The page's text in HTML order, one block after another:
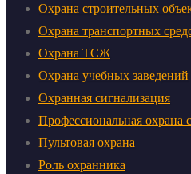
Охрана строительных
Охрана транспортных
Охрана ТСЖ
Охрана учебных заведений
Охранная сигнализация
Профессиональная охрана
Пультовая охрана
Роль охранника